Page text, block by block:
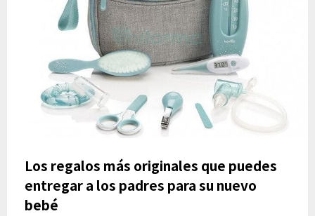
Los regalos más originales que puedes
entregar a los padres para su nuevo
bebé